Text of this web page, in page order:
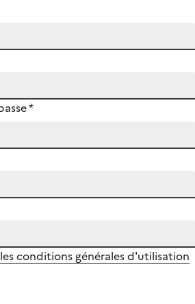
*
les conditions générales d'utilisation